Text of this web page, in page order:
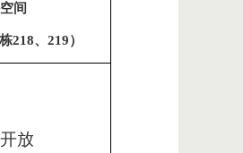
间
218、219）
放